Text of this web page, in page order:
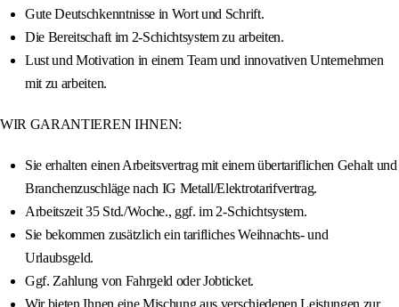
Gute Deutschkenntnisse in Wort und Schrift.
Die Bereitschaft im 2-Schichtsystem zu arbeiten.
Lust und Motivation in einem Team und innovativen Unternehmen
mit zu arbeiten.
WIR GARANTIEREN IHNEN:
Sie erhalten einen Arbeitsvertrag mit einem übertariflichen Gehalt und
Branchenzuschläge nach IG Metall/Elektrotarifvertrag.
Arbeitszeit 35 Std./Woche., ggf. im 2-Schichtsystem.
Sie bekommen zusätzlich ein tarifliches Weihnachts- und
Urlaubsgeld.
Ggf. Zahlung von Fahrgeld oder Jobticket.